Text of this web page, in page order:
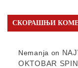
СКОРАШЊИ
Nemanja on
OKTOBAR